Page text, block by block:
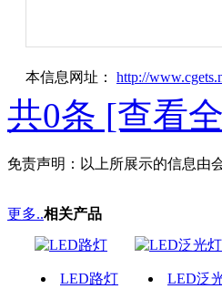
本信息网址： http://
共0条 [查看
免责声明：以上所展示的信息由
更多..相关产品
LED路灯
LED泛